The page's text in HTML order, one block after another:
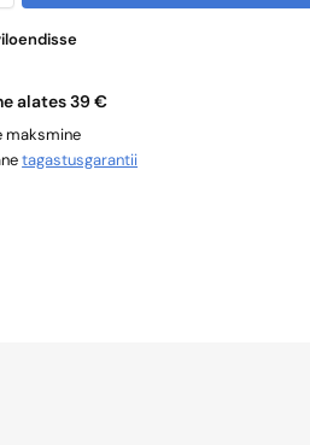
alates 39 €
maksmine
tagastusgarantii